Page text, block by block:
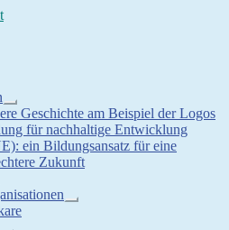
Show
sub
menu
Geschichte am Beispiel der Logos
für nachhaltige Entwicklung
ein Bildungsansatz für eine
Zukunft
Show